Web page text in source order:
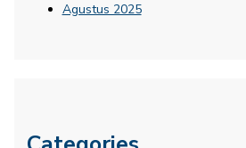
Agustus 2025